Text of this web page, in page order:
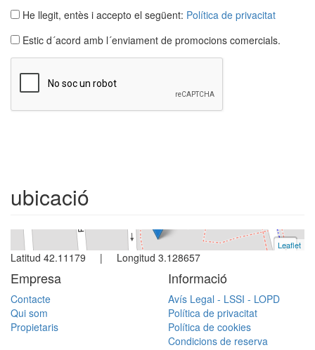
He llegit, entès i accepto el següent: Política de privacitat
Estic d´acord amb l´enviament de promocions comercials.
ubicacióRef. Teranyina3 | Lloguer tot any
+
Leaflet
Latitud 42.11179 | Longitud 3.128657
Empresa
Contacte
Qui som
Propietaris
Informació
Avís Legal - LSSI - LOPD
Política de privacitat
Política de cookies
Condicions de reserva